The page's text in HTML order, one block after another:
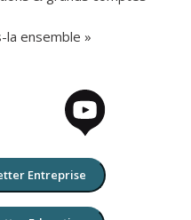
la ensemble »
Entreprise